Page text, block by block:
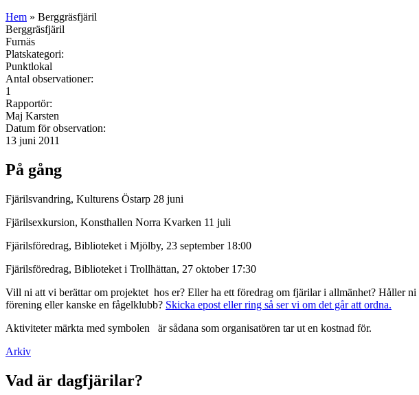
Hem » Berggräsfjäril
Berggräsfjäril
Furnäs
Platskategori:
Punktlokal
Antal observationer:
1
Rapportör:
Maj Karsten
Datum för observation:
13 juni 2011
På gång
Fjärilsvandring, Kulturens Östarp 28 juni
Fjärilsexkursion, Konsthallen Norra Kvarken 11 juli
Fjärilsföredrag, Biblioteket i Mjölby, 23 september 18:00
Fjärilsföredrag, Biblioteket i Trollhättan, 27 oktober 17:30
Vill ni att vi berättar om projektet hos er? Eller ha ett föredrag om fjärilar i allmänhet? Håller
förening eller kanske en fågelklubb? Skicka epost eller ring så ser vi om det går att ordna.
Aktiviteter märkta med symbolen
är sådana som organisatören tar ut en kostnad för.
Arkiv
Vad är dagfjärilar?